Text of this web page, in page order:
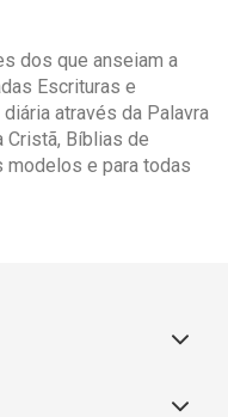
dos que anseiam a
Escrituras e
através da Palavra
Cristã, Bíblias de
modelos e para todas